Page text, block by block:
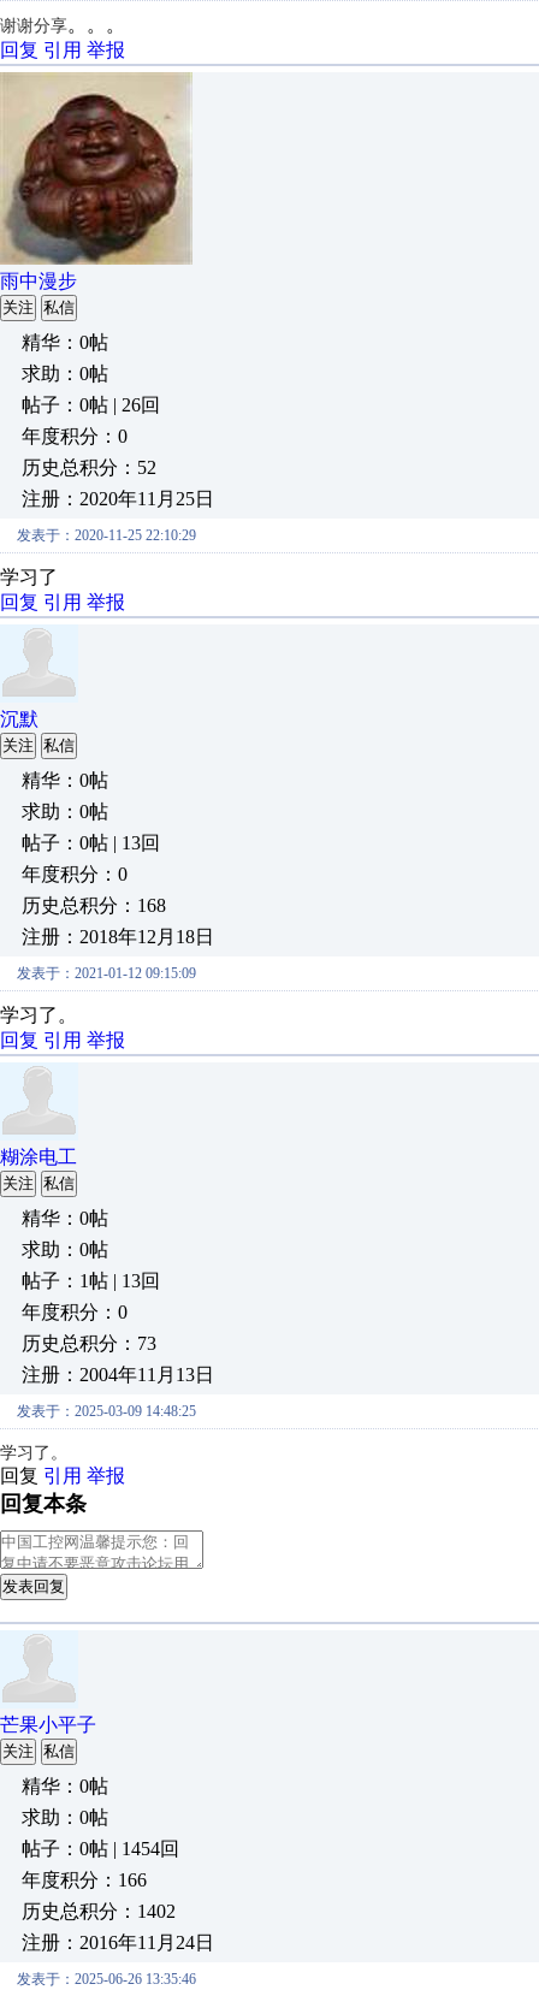
谢谢分享。。。
回复 引用 举报
雨中漫步
关注 私信
精华：0帖
求助：0帖
帖子：0帖 | 26回
年度积分：0
历史总积分：52
注册：2020年11月25日
发表于：2020-11-25 22:10:29
学习了
回复 引用 举报
沉默
关注 私信
精华：0帖
求助：0帖
帖子：0帖 | 13回
年度积分：0
历史总积分：168
注册：2018年12月18日
发表于：2021-01-12 09:15:09
学习了。
回复 引用 举报
糊涂电工
关注 私信
精华：0帖
求助：0帖
帖子：1帖 | 13回
年度积分：0
历史总积分：73
注册：2004年11月13日
发表于：2025-03-09 14:48:25
学习了。
回复 引用 举报
回复本条
发表回复
芒果小平子
关注 私信
精华：0帖
求助：0帖
帖子：0帖 | 1454回
年度积分：166
历史总积分：1402
注册：2016年11月24日
发表于：2025-06-26 13:35:46